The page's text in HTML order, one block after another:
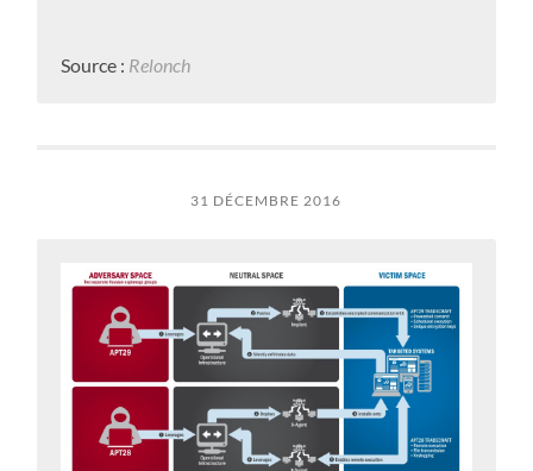
Source : Relonch
31 DÉCEMBRE 2016